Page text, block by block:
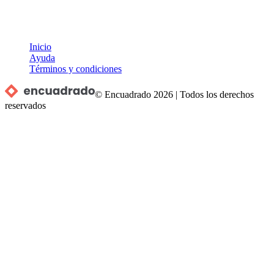
Inicio
Ayuda
Términos y condiciones
© Encuadrado 2026 |Todos los derechos
reservados